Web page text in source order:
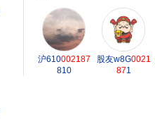
沪610002187
810
股友w8G0021
871